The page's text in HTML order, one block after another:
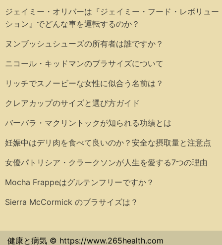
ジェイミー・オリバーは『ジェイミー・フード・レボリュー
ション』でどんな車を運転するのか？
ヌンブッシュシューズの所有者は誰ですか？
ニコール・キッドマンのブラサイズについて
リッチでスノービーな女性に似合う名前は？
クレアカップのサイズと選び方ガイド
バーバラ・マクリントックが知られる功績とは
妊娠中はデリ肉を食べて良いのか？安全な摂取量と注意点
女優パトリシア・クラークソンが人生を愛する7つの理由
Mocha Frappeはグルテンフリーですか？
Sierra McCormick のブラサイズは？
健康と病気 © https://www.265health.com